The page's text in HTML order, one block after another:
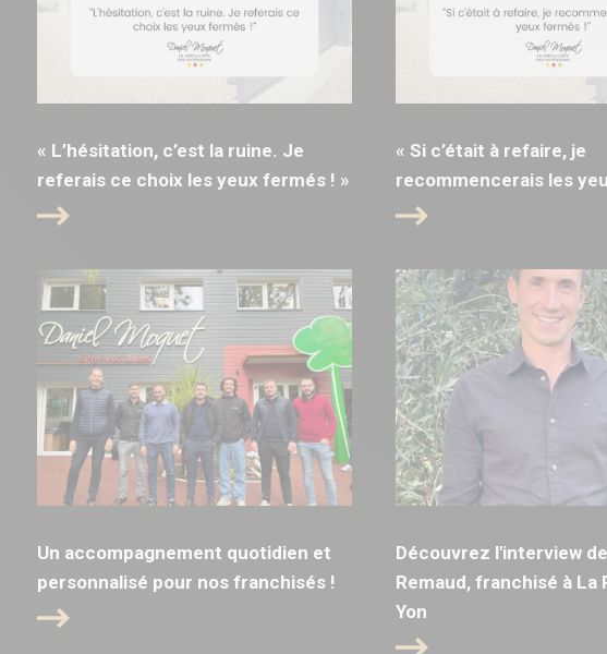
« L’hésitation, c’est la ruine. Je
referais ce choix les yeux fermés ! »
« Si c’était à refaire, je
recommencerais les
Un accompagnement quotidien et
personnalisé pour nos franchisés !
Découvrez l'interview
Remaud, franchisé à La
Yon